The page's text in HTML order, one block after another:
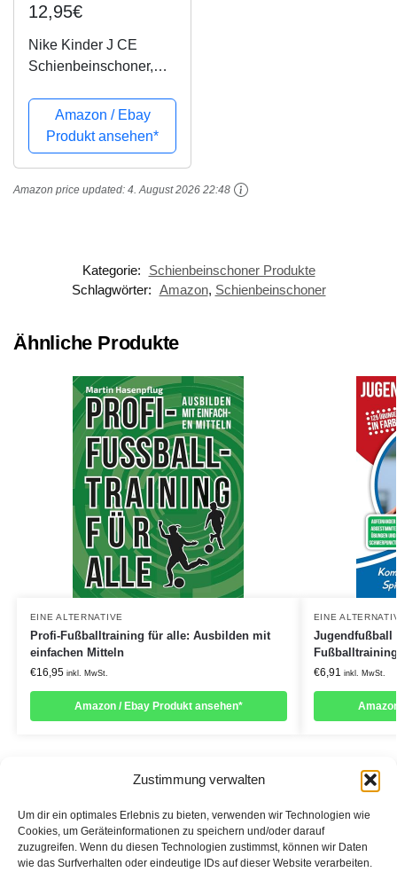
Zustimmung verwalten
Um dir ein optimales Erlebnis zu bieten, verwenden wir Technologien wie
Cookies, um Geräteinformationen zu speichern und/oder darauf
zuzugreifen. Wenn du diesen Technologien zustimmst, können wir Daten
wie das Surfverhalten oder eindeutige IDs auf dieser Website verarbeiten.
12,95€
Nike Kinder J CE
Schienbeinschoner,
Amazon / Ebay
Produkt ansehen*
Amazon price updated: 4. August 2026 22:48
Kategorie:
Schienbeinschoner Produkte
Schlagwörter: Amazon, Schienbeinschoner
Ähnliche Produkte
EINE ALTERNATIVE
Profi-Fußballtraining für alle: Ausbilden mit
einfachen Mitteln
€16,95 inkl. MwSt.
Amazon / Ebay Produkt ansehen*
EINE
Jugendfußball
€6,91 inkl. MwSt.
Informationen: